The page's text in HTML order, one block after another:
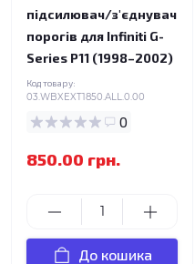
підсилювач/з'єднувач
порогів для Infiniti G-
Series P11 (1998–2002)
Код товару:
03.WBXEXT1850.ALL.0.00
0
850.00 грн.
До кошика